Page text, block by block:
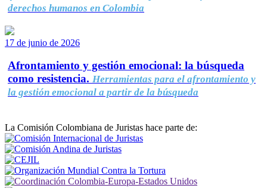
derechos humanos en Colombia
17 de junio de 2026
Afrontamiento y gestión emocional: la búsqueda
como resistencia. Herramientas para el afrontamiento y
la gestión emocional a partir de la búsqueda
La Comisión Colombiana de Juristas hace parte de: